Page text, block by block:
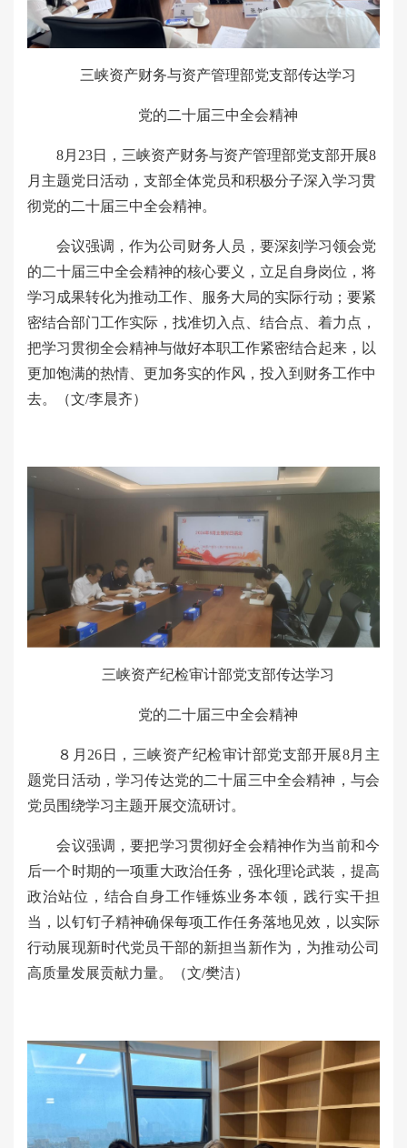
三峡资产财务与资产管理部党支部传达学习
党的二十届三中全会精神
8月23日，三峡资产财务与资产管理部党支部开展8
月主题党日活动，支部全体党员和积极分子深入学习贯
彻党的二十届三中全会精神。
会议强调，作为公司财务人员，要深刻学习领会党
的二十届三中全会精神的核心要义，立足自身岗位，将
学习成果转化为推动工作、服务大局的实际行动；要紧
密结合部门工作实际，找准切入点、结合点、着力点，
把学习贯彻全会精神与做好本职工作紧密结合起来，以
更加饱满的热情、更加务实的作风，投入到财务工作中
去。（文/李晨齐）
三峡资产纪检审计部党支部传达学习
党的二十届三中全会精神
８月26日，三峡资产纪检审计部党支部开展8月主
题党日活动，学习传达党的二十届三中全会精神，与会
党员围绕学习主题开展交流研讨。
会议强调，要把学习贯彻好全会精神作为当前和今
后一个时期的一项重大政治任务，强化理论武装，提高
政治站位，结合自身工作锤炼业务本领，践行实干担
当，以钉钉子精神确保每项工作任务落地见效，以实际
行动展现新时代党员干部的新担当新作为，为推动公司
高质量发展贡献力量。（文/樊洁）